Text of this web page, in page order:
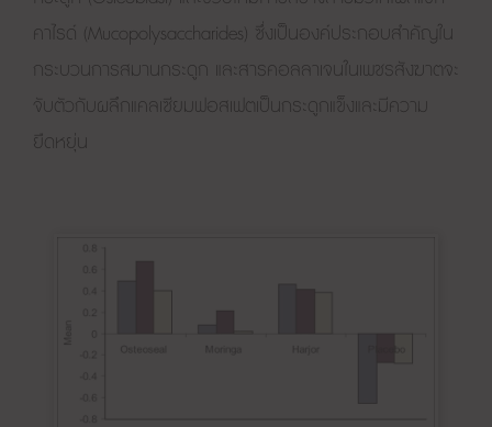
คาไรด์ (Mucopolysaccharides) ซึ่งเป็นองค์ประกอบสำคัญใน
กระบวนการสมานกระดูก และสารคอลลาเจนในเพชรสังฆาตจะ
จับตัวกับผลึกแคลเซียมฟอสเฟตเป็นกระดูกแข็งและมีความ
ยืดหยุ่น